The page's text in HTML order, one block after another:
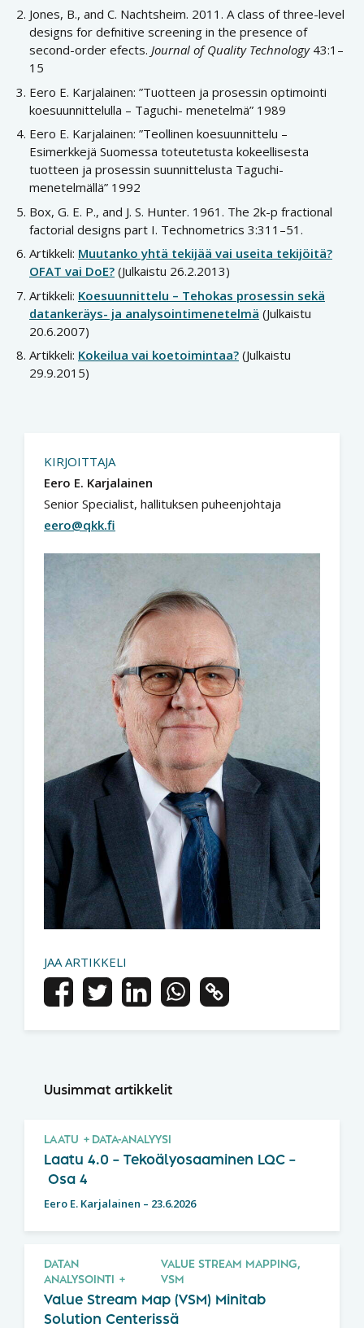
Jones, B., and C. Nachtsheim. 2011. A class of three-level
designs for defnitive screening in the presence of
second-order efects. Journal of Quality Technology43:1–
15
Eero E. Karjalainen: ”Tuotteen ja prosessin optimointi
koesuunnittelulla – Taguchi- menetelmä” 1989
Eero E. Karjalainen: ”Teollinen koesuunnittelu –
Esimerkkejä Suomessa toteutetusta kokeellisesta
tuotteen ja prosessin suunnittelusta Taguchi-
menetelmällä” 1992
Box, G. E. P., and J. S. Hunter. 1961. The 2k-p fractional
factorial designs part I. Technometrics 3:311–51.
Artikkeli: Muutanko yhtä tekijää vai useita tekijöitä?
OFAT vai DoE? (Julkaistu 26.2.2013)
Artikkeli: Koesuunnittelu – Tehokas prosessin sekä
datankeräys- ja analysointimenetelmä (Julkaistu
20.6.2007)
Artikkeli: Kokeilua vai koetoimintaa? (Julkaistu
29.9.2015)
KIRJOITTAJA
Eero E. Karjalainen
Senior Specialist, hallituksen puheenjohtaja
eero@qkk.fi
JAA ARTIKKELI
Uusimmat artikkelit
LAATU DATA-ANALYYSI
Laatu 4.0 – Tekoälyosaaminen LQC –
Osa 4
Eero E. Karjalainen – 23.6.2026
DATAN
ANALYSOINTI
VALUE STREAM MAPPING,
VSM
Value Stream Map (VSM) Minitab
Solution Centerissä